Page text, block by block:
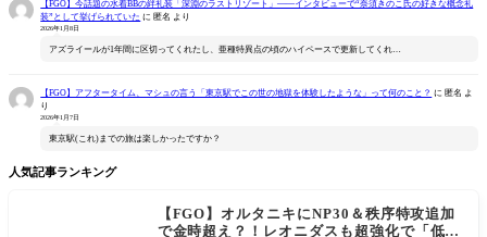
【FGO】今話題の水着BBの絆礼装「深淵のラストリゾート」――インタビューで“奈須きのこ氏の好きな概念礼
装”として挙げられていた に匿名 より
2026年1月8日
アズライールが1年間に区切ってくれたし、亜種特異点の頃のハイペースで更新してくれ…
【FGO】アフタータイム、マシュの言う「東京駅でこの世の地獄を体験したような」って何のこと？ に 匿名 よ
り
2026年1月7日
東京駅(これ)までの旅は楽しかったですか？
人気記事ランキング
【FGO】オルタニキにNP30＆秩序特攻追加
で金時超え？！レオニダスも超強化で「低レ